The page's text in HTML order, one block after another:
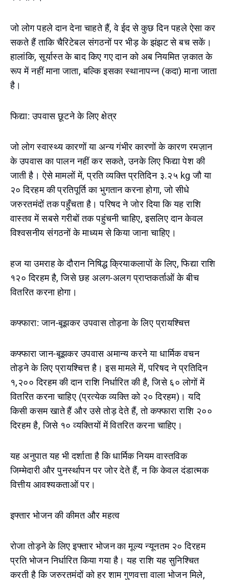
जो लोग पहले दान देना चाहते हैं, वे ईद से कुछ दिन पहले ऐसा कर
सकते हैं ताकि चैरिटेबल संगठनों पर भीड़ के झंझट से बच सकें।
हालांकि, सूर्यास्त के बाद किए गए दान को अब नियमित ज़कात के
रूप में नहीं माना जाता, बल्कि इसका स्थानापन्न (कदा) माना जाता
है।
फिद्या: उपवास छूटने के लिए क्षेत्र
जो लोग स्वास्थ्य कारणों या अन्य गंभीर कारणों के कारण रमज़ान
के उपवास का पालन नहीं कर सकते, उनके लिए फिद्या पेश की
जाती है। ऐसे मामलों में, प्रति व्यक्ति प्रतिदिन ३.२५ kg जौ या
२० दिरहम की प्रतिपूर्ति का भुगतान करना होगा, जो सीधे
जरुरतमंदों तक पहुँचता है। परिषद ने जोर दिया कि यह राशि
वास्तव में सबसे गरीबों तक पहुंचनी चाहिए, इसलिए दान केवल
विश्वसनीय संगठनों के माध्यम से किया जाना चाहिए।
हज या उमराह के दौरान निषिद्ध क्रियाकलापों के लिए, फिद्या राशि
१२० दिरहम है, जिसे छह अलग-अलग प्राप्तकर्ताओं के बीच
वितरित करना होगा।
कफ्फारा: जान-बूझकर उपवास तोड़ना के लिए प्रायश्चित्त
कफ्फारा जान-बूझकर उपवास अमान्य करने या धार्मिक वचन
तोड़ने के लिए प्रायश्चित्त है। इस मामले में, परिषद ने प्रतिदिन
१,२०० दिरहम की दान राशि निर्धारित की है, जिसे ६० लोगों में
वितरित करना चाहिए (प्रत्येक व्यक्ति को २० दिरहम)। यदि
किसी कसम खाते हैं और उसे तोड़ देते हैं, तो कफ्फारा राशि २००
दिरहम है, जिसे १० व्यक्तियों में वितरित करना चाहिए।
यह अनुपात यह भी दर्शाता है कि धार्मिक नियम वास्तविक
जिम्मेदारी और पुनर्स्थापन पर जोर देते हैं, न कि केवल दंडात्मक
वित्तीय आवश्यकताओं पर।
इफ्तार भोजन की कीमत और महत्व
रोजा तोड़ने के लिए इफ्तार भोजन का मूल्य न्यूनतम २० दिरहम
प्रति भोजन निर्धारित किया गया है। यह राशि यह सुनिश्चित
करती है कि जरुरतमंदों को हर शाम गुणवत्ता वाला भोजन मिले,